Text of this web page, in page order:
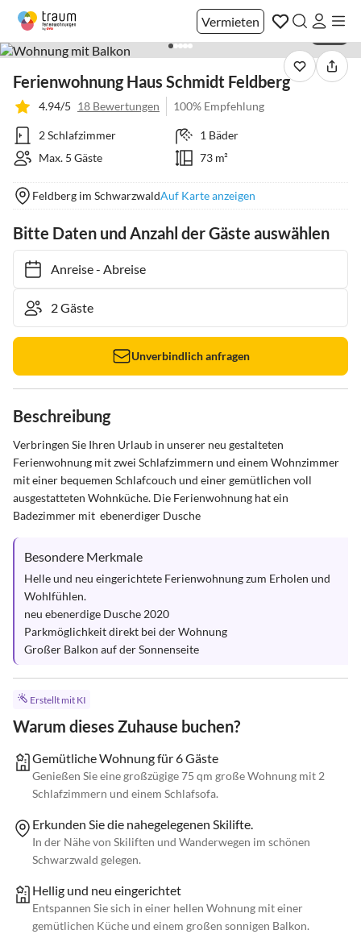
Vermieten
Ferienwohnung Haus Schmidt Feldberg
4.94/5 18 Bewertungen 100% Empfehlung
2 Schlafzimmer
1 Bäder
Max. 5 Gäste
73 m²
Feldberg im SchwarzwaldAuf Karte anzeigen
Bitte Daten und Anzahl der Gäste auswählen
Anreise- Abreise
Unverbindlich anfragen
Beschreibung
Verbringen Sie Ihren Urlaub in unserer neu gestalteten
Ferienwohnung mit zwei Schlafzimmern und einem Wohnzimmer
mit einer bequemen Schlafcouch und einer gemütlichen voll
ausgestatteten Wohnküche. Die Ferienwohnung hat ein
Badezimmer mit  ebenerdiger Dusche
Besondere Merkmale
Helle und neu eingerichtete Ferienwohnung zum Erholen und
Wohlfühlen.
neu ebenerdige Dusche 2020
Parkmöglichkeit direkt bei der Wohnung
Großer Balkon auf der Sonnenseite
Erstellt mit KI
Warum dieses Zuhause buchen?
Gemütliche Wohnung für 6 Gäste
Genießen Sie eine großzügige 75 qm große Wohnung mit 2
Schlafzimmern und einem Schlafsofa.
Erkunden Sie die nahegelegenen Skilifte.
In der Nähe von Skiliften und Wanderwegen im schönen
Schwarzwald gelegen.
Hellig und neu eingerichtet
Entspannen Sie sich in einer hellen Wohnung mit einer
gemütlichen Küche und einem großen sonnigen Balkon.